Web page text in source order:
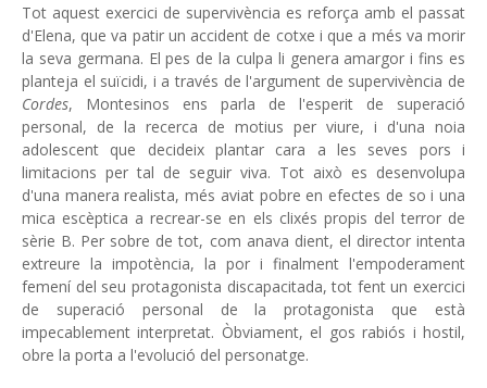
Tot aquest exercici de supervivència es reforça amb el passat
d'Elena, que va patir un accident de cotxe i que a més va morir
la seva germana. El pes de la culpa li genera amargor i fins es
planteja el suïcidi, i a través de l'argument de supervivència de
Cordes, Montesinos ens parla de l'esperit de superació
personal, de la recerca de motius per viure, i d'una noia
adolescent que decideix plantar cara a les seves pors i
limitacions per tal de seguir viva. Tot això es desenvolupa
d'una manera realista, més aviat pobre en efectes de so i una
mica escèptica a recrear-se en els clixés propis del terror de
sèrie B. Per sobre de tot, com anava dient, el director intenta
extreure la impotència, la por i finalment l'empoderament
femení del seu protagonista discapacitada, tot fent un exercici
de superació personal de la protagonista que està
impecablement interpretat. Òbviament, el gos rabiós i hostil,
obre la porta a l'evolució del personatge.